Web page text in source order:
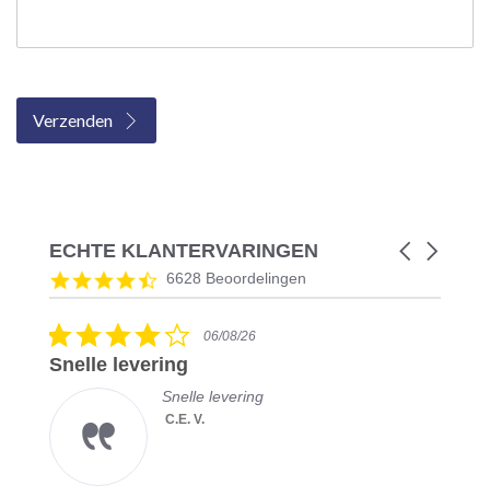
Verzenden
ECHTE KLANTERVARINGEN
Reviews
carousel
Carousel
4.5
star
6628 Beoordelingen
4.006/08/26
Snelle levering
Snelle levering
C.E. V.